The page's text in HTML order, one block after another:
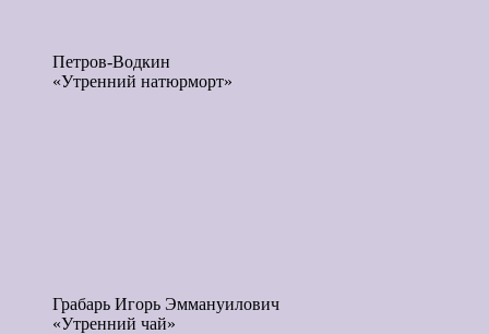
Петров-Водкин
«Утренний натюрморт»
Грабарь Игорь Эммануилович
«Утренний чай»